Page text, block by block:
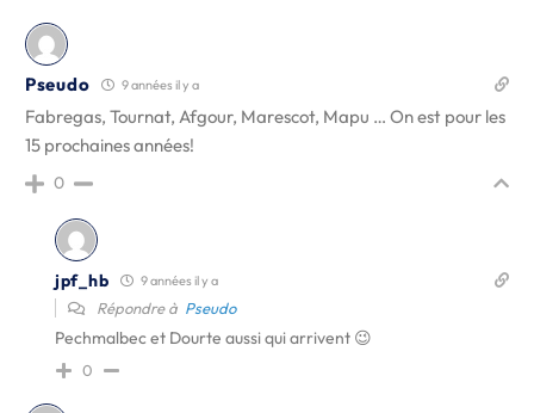
Pseudo 9 années il y a
Fabregas, Tournat, Afgour, Marescot, Mapu … On est pour les
15 prochaines années!
0
jpf_hb 9 années il y a
Répondre à Pseudo
Pechmalbec et Dourte aussi qui arrivent 😉
0